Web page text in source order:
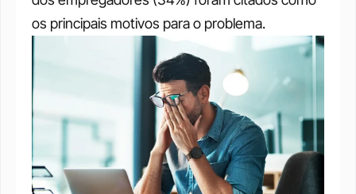
os principais motivos para o problema.